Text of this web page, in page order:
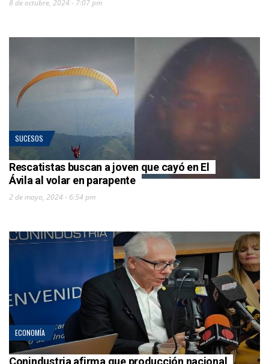
8 de octubre, 2024 - 7:07 pm
SUCESOS
Rescatistas buscan a joven que cayó en El
Ávila al volar en parapente
2 de mayo, 2024 - 6:54 pm
ECONOMÍA
Conindustria afirma que producción nacional